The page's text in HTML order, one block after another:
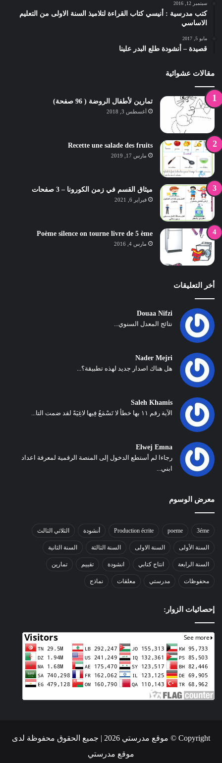
سبتمبر 12, 2016
كتب مدرسية : أنيسي كتاب القراءة لتلاميذ السنة الاولى من التعليم
الاساسي
مايو 5, 2017
قصيدة – أنشودة طلع البدر علينا
مقالات عشوائية
تمارين لأطفال الروضة ( 96 صفحة)
أغسطس 3, 2018
Recette une salade des fruits
مارس 17, 2019
ميثاق القسم في زمن الكورونا – 3 صفحات
فبراير 6, 2021
Poème silence on tourne livre de 5 ème
مارس 4, 2016
أخر التعليقات
Douaa Nifzi
نتائج المعدل السنوي...
Nader Mejri
هل هناك اصدار جديد لهذه تطبيقة؟...
Saleh Khamis
الآية رقم ١١ بها خطأ لا تَسْمَعُ فِيها لاغِيَةً لقد ضمت التا...
Elwej Emna
رجاءا لم أستطع الدخول إلى المنصة الرقمية لمعرفة اعداد
ابني...
معرض الوسوم
3éme
poeme
Production écrite أنشودة الثلاثي الثالث
السنة الأولى السنة الاولى السنة الثالثة السنة الثانية
السنة الرابعة انتاج كتابي انشودة تقييم تمارين
محفوظات مدرستي معلقات نماذج
إحصائيات الزوار:
Copyright © موقع مدرستي 2026 | جميع الحقوق محفوظة لدى
موقع مدرستي